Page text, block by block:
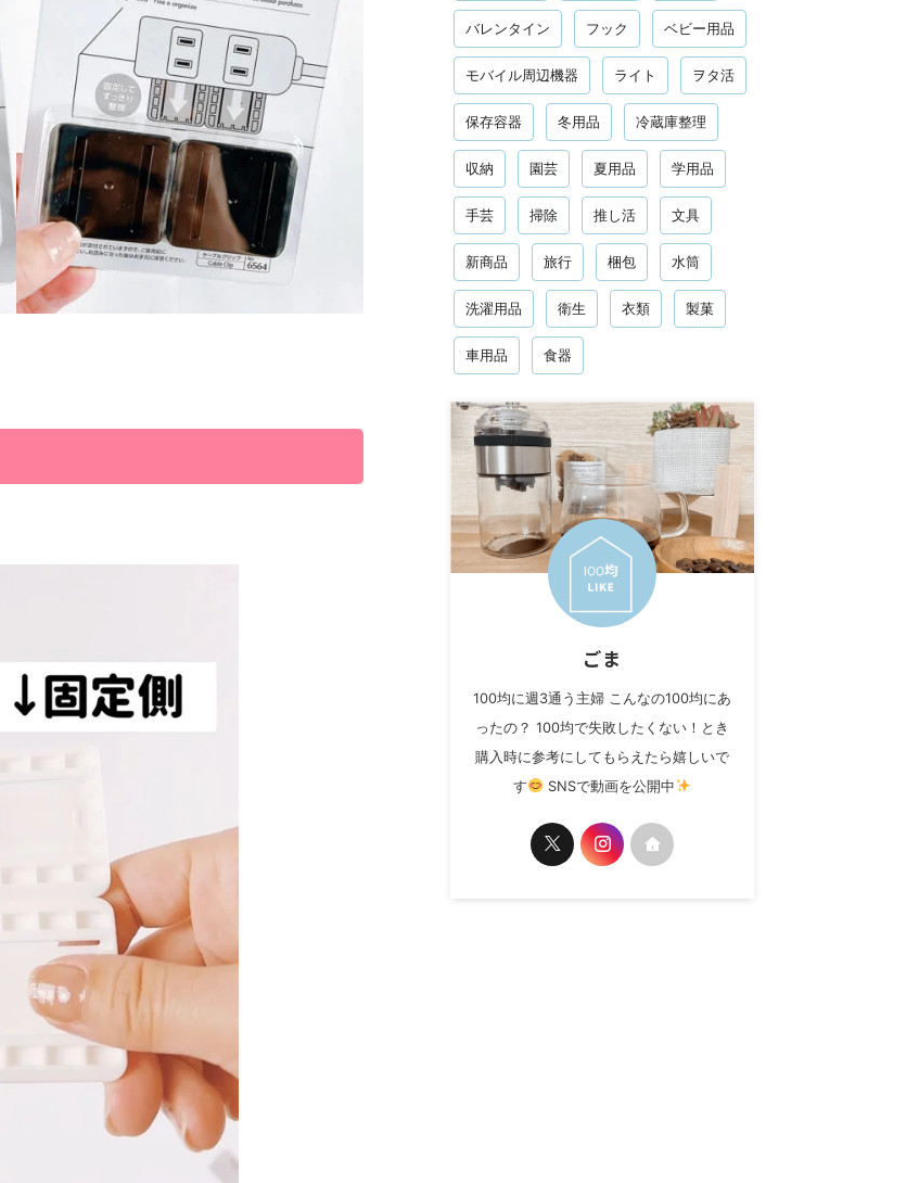
バレンタイン フック ベビー用品
モバイル周辺機器 ライト ヲタ活
保存容器 冬用品 冷蔵庫整理
収納 園芸 夏用品 学用品
手芸 掃除 推し活 文具
新商品 旅行 梱包 水筒
洗濯用品 衛生 衣類 製菓
車用品 食器
ごま
100均に週3通う主婦 こんなの100均にあ
ったの？ 100均で失敗したくない！とき
購入時に参考にしてもらえたら嬉しいで
す
SNSで動画を公開中